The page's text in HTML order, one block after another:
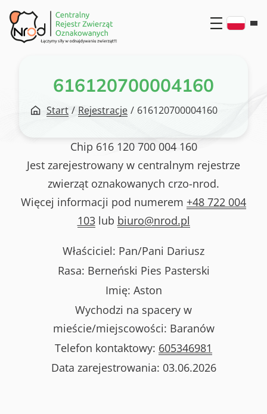
Przejdź
do
treści
616120700004160
Start / Rejestracje / 616120700004160
Chip 616 120 700 004 160
Jest zarejestrowany w centralnym rejestrze
zwierząt oznakowanych crzo-nrod.
Więcej informacji pod numerem +48 722 004
103lub biuro@nrod.pl
Właściciel: Pan/Pani Dariusz
Rasa: Berneński Pies Pasterski
Imię: Aston
Wychodzi na spacery w
mieście/miejscowości: Baranów
Telefon kontaktowy: 605346981
Data zarejestrowania: 03.06.2026